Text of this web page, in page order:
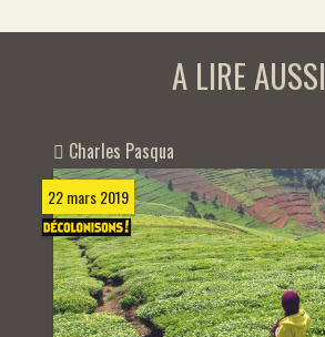
A LIRE AUSSI
Charles Pasqua
22 mars 2019